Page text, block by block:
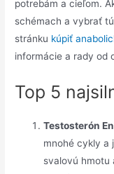
potrebám a cieľom.
schémach a vybrať
stránku kúpiť
informácie a rady od
Top 5
Testosterón
mnohé cykly a
svalovú hmotu